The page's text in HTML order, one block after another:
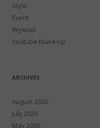
Style
Event
Wywiad
Youtube Make-up
ARCHIVES
August 2026
July 2026
May 2026